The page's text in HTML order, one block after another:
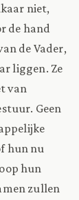
niet,
de hand
de Vader,
liggen. Ze
van
Geen
hun nu
hun
zullen